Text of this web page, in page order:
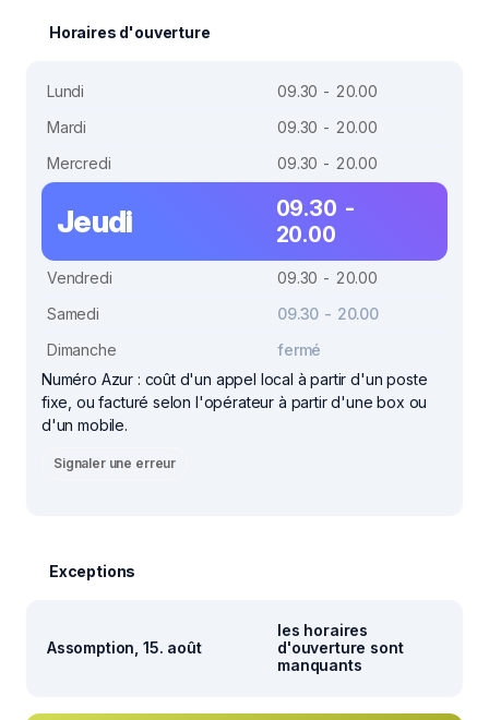
Horaires d'ouverture
Lundi
09.30 - 20.00
Mardi
09.30 - 20.00
Mercredi
09.30 - 20.00
Jeudi
09.30 -
20.00
Vendredi
09.30 - 20.00
Samedi
09.30 - 20.00
Dimanche
fermé
Numéro Azur : coût d'un appel local à partir d'un poste
fixe, ou facturé selon l'opérateur à partir d'une box ou
d'un mobile.
Signaler une erreur
Exceptions
Assomption, 15. août
les horaires
d'ouverture sont
manquants